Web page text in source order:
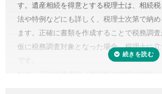
す。遺産相続を得意とする税理士は、相続
法や特例などにも詳しく、税理士次第で納
ます。正確に書類を作成することで税務調査
仮に税務調査対象となった場合、税理士に
です。